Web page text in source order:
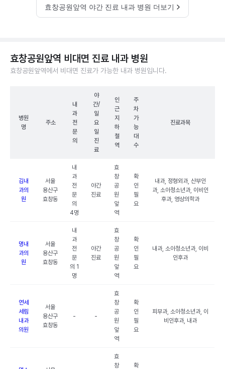
효창공원앞역 야간 진료 내과 병원 더보기
효창공원앞역 비대면 진료 내과 병원
효창공원앞역에서 비대면 진료가 가능한 내과 병원입니다.
병원
명
주소
내
과
전
문
의
야
간/
일
요
일
진
료
인
근
지
하
철
역
주
차
가
능
대
수
진료과목
김내
과의
원
서울
용산구
효창동
내
과
전
문
의
4명
야간
진료
효
창
공
원
앞
역
확
인
필
요
내과, 정형외과, 산부인
과, 소아청소년과, 이비인
후과, 영상의학과
명내
과의
원
서울
용산구
효창동
내
과
전
문
의 1
명
야간
진료
효
창
공
원
앞
역
확
인
필
요
내과, 소아청소년과, 이비
인후과
연세
세림
내과
의원
서울
용산구
효창동
- -
효
창
공
원
앞
역
확
인
필
요
피부과, 소아청소년과, 이
비인후과, 내과
효
창
확